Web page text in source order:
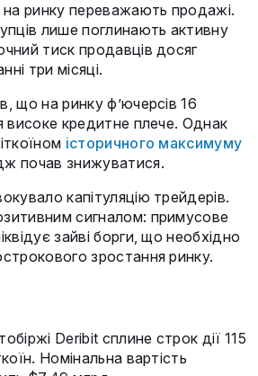
на ринку переважають продажі.
лише поглинають активну
тиск продавців досяг
три місяці.
що на ринку ф’ючерсів 16
високе кредитне плече. Однак
історичного максимуму
почав знижуватися.
капітуляцію трейдерів.
сигналом: примусове
зайві борги, що необхідно
зростання ринку.
Deribit сплине строк дії 115
Номінальна вартість